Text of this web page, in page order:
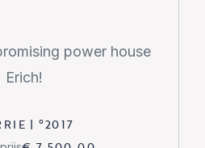
power house
Erich!
|°2017